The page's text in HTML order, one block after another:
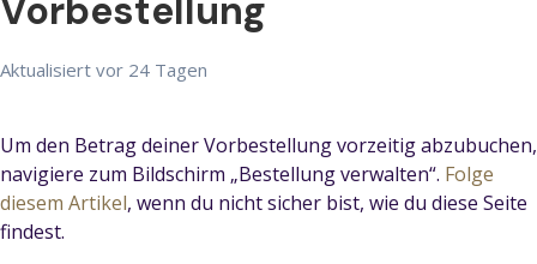
Vorbestellung
Aktualisiert vor 24 Tagen
Um den Betrag deiner Vorbestellung vorzeitig abzubuchen,
navigiere zum Bildschirm „Bestellung verwalten“. Folge
diesem Artikel, wenn du nicht sicher bist, wie du diese Seite
findest.